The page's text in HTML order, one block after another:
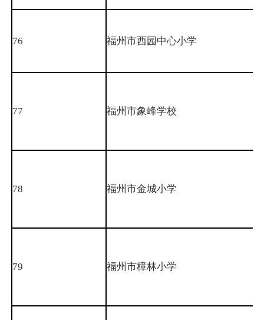
76 福州市西园中心小学
77 福州市象峰学校
78 福州市金城小学
79 福州市樟林小学